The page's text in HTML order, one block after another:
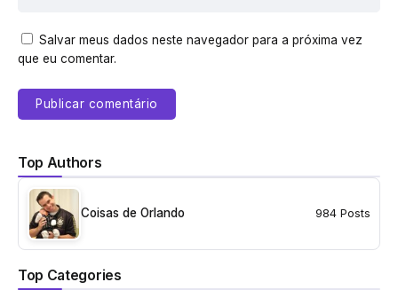
Salvar meus dados neste navegador para a próxima vez
que eu comentar.
Top Authors
Coisas de Orlando 984 Posts
Top Categories